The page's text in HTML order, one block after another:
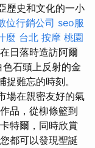
歷史和文化的一小
位行銷公司 seo服
麼 台北 按摩 桃園
日落時造訪阿爾
色石頭上反射的金
難忘的時刻。
場在親密友好的氣
品，從柳條籃到
特爾，同時欣賞
都可以發現聖誕